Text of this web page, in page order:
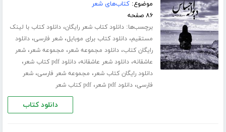
موضوع:کتاب‌های شعر
۸۶ صفحه
برچسب‌ها:دانلود کتاب شعر رایگان،دانلود کتاب با لینک
مستقیم،دانلود کتاب برای موبایل،شعر فارسی،دانلود
رایگان کتاب،دانلود مجموعه شعر، مجموعه شعر،شعر
عاشقانه،دانلود شعر عاشقانه،دانلود pdf کتاب شعر ،
دانلود رایگان کتاب شعر، مجموعه شعر فارسی،شعر
فارسی،دانلود pdf شعر ،pdf کتاب شعر
دانلود کتاب